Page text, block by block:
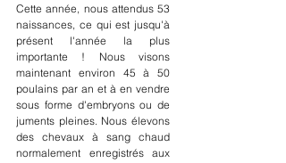
Cette année, nous attendus 53
naissances, ce qui est jusqu'à
présent l'année la plus
importante ! Nous visons
maintenant environ 45 à 50
poulains par an et à en vendre
sous forme d'embryons ou de
juments pleines. Nous élevons
des chevaux à sang chaud
normalement enregistrés aux